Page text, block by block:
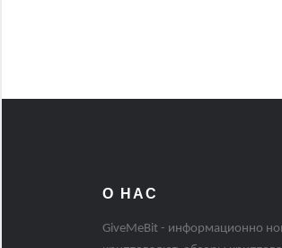
О НАС
GiveMeBit - информационно